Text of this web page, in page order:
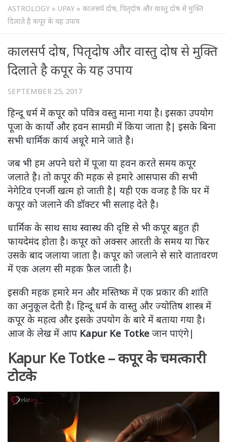
ASTROLOGY » UPAY » कालसर्प दोष, पितृदोष और वास्तु दोष से मुक्ति
दिलाते है कपूर के यह उपाय
कालसर्प दोष, पितृदोष और वास्तु दोष से मुक्ति
दिलाते है कपूर के यह उपाय
SEPTEMBER 25, 2017
हिन्दू धर्म में कपूर को पवित्र वस्तु माना गया है। इसका उपयोग
पूजा के कार्यो और हवन सामग्री में किया जाता है| इसके बिना
सभी धार्मिक कार्य अधूरे माने जाते है।
जब भी हम अपने घरो में पूजा या हवन करते समय कपूर
जलाते है। तो कपूर की महक से हमारे आसपास की सभी
नेगेटिव एनर्जी खत्म हो जाती है| यही एक वजह है कि घर में
कपूर को जलाने की डॉक्टर भी सलाह देते है।
धार्मिक के साथ साथ स्वास्थ की दृष्टि से भी कपूर बहुत ही
फायदेमंद होता है। कपूर को अक्सर आरती के समय या फिर
उसके बाद जलाया जाता है। कपूर को जलाने से सारे वातावरण
में एक अलग सी महक फ़ैल जाती है।
इसकी महक हमारे मन और मस्तिष्क में एक प्रकार की शांति
का अनुकूल देती है। हिन्दू धर्म के वास्तु और ज्योतिष शास्त्र में
कपूर के महत्व और इसके उपयोग के बारे में बताया गया है।
आज के लेख में आप Kapur Ke Totke जान पाएंगे|
Kapur Ke Totke – कपूर के चमत्कारी
टोटके